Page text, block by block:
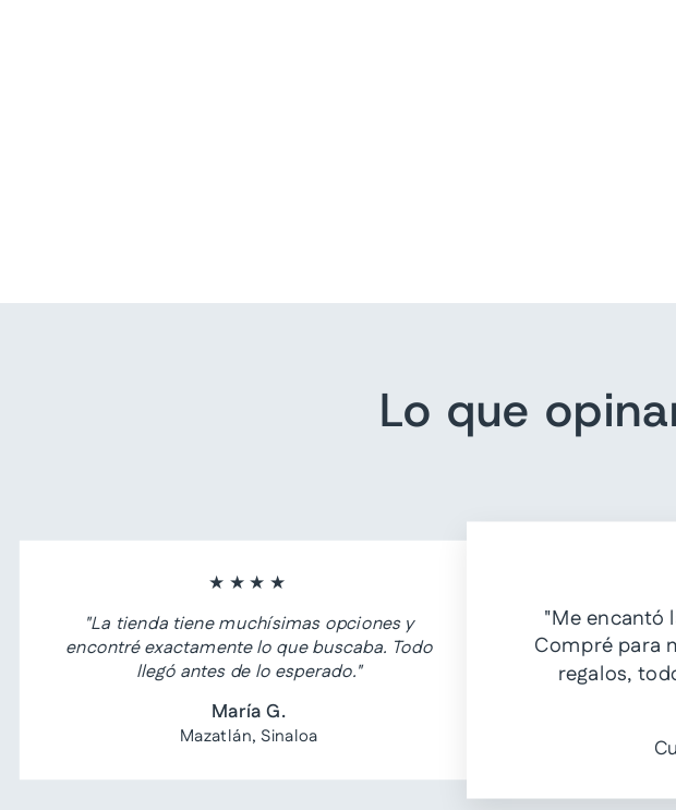
Lo que
★★★★
"La tienda tiene muchísimas opciones y
encontré exactamente lo que buscaba. Todo
llegó antes de lo esperado."
María G.
Mazatlán, Sinaloa
"Me encantó
Compré para
regalos,